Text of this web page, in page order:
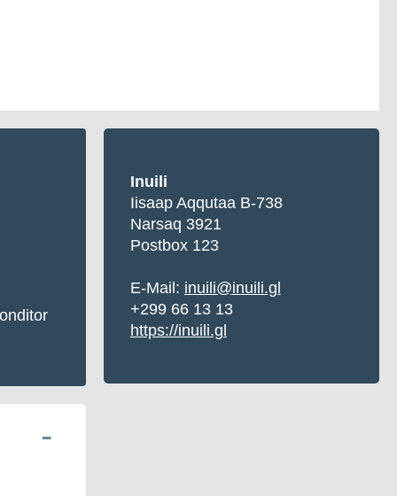
Inuili
Iisaap Aqqutaa B-738
Narsaq 3921
Postbox 123
E-Mail: inuili@inuili.gl
+299 66 13 13
https://inuili.gl